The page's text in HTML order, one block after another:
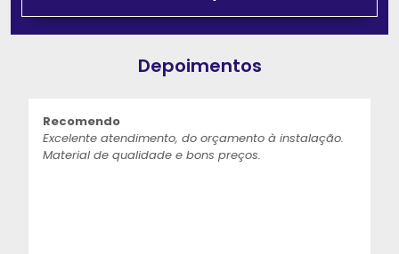
Depoimentos
Recomendo
Excelente atendimento, do orçamento à instalação.
Material de qualidade e bons preços.